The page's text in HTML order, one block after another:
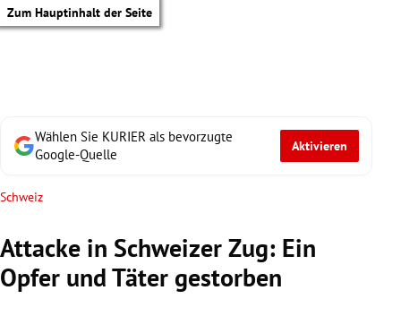
Zum Hauptinhalt der Seite
Wählen Sie KURIER als bevorzugte
Google-Quelle
Aktivieren
Schweiz
Attacke in Schweizer Zug: Ein
Opfer und Täter gestorben